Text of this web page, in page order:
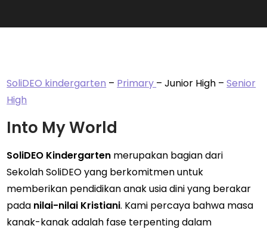
SoliDEO kindergarten – Primary – Junior High –Senior
High
Into My World
SoliDEO Kindergarten merupakan bagian dari
Sekolah SoliDEO yang berkomitmen untuk
memberikan pendidikan anak usia dini yang berakar
pada nilai-nilai Kristiani. Kami percaya bahwa masa
kanak-kanak adalah fase terpenting dalam